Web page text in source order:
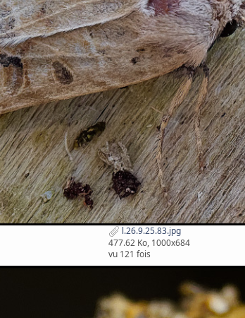
l.26.9.25.83.jpg
477.62 Ko, 1000x684
vu 121 fois